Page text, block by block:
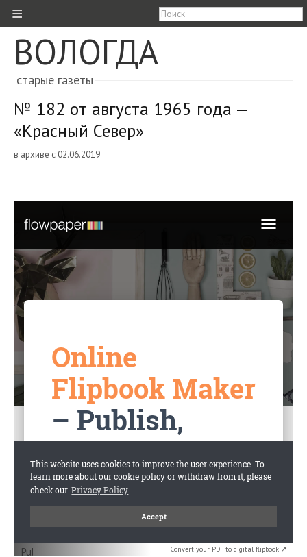
≡
ВОЛОГДА
старые газеты
№ 182 от августа 1965 года —
«Красный Север»
в архиве с 02.06.2019
Convert your PDF to digital flipbook ↗